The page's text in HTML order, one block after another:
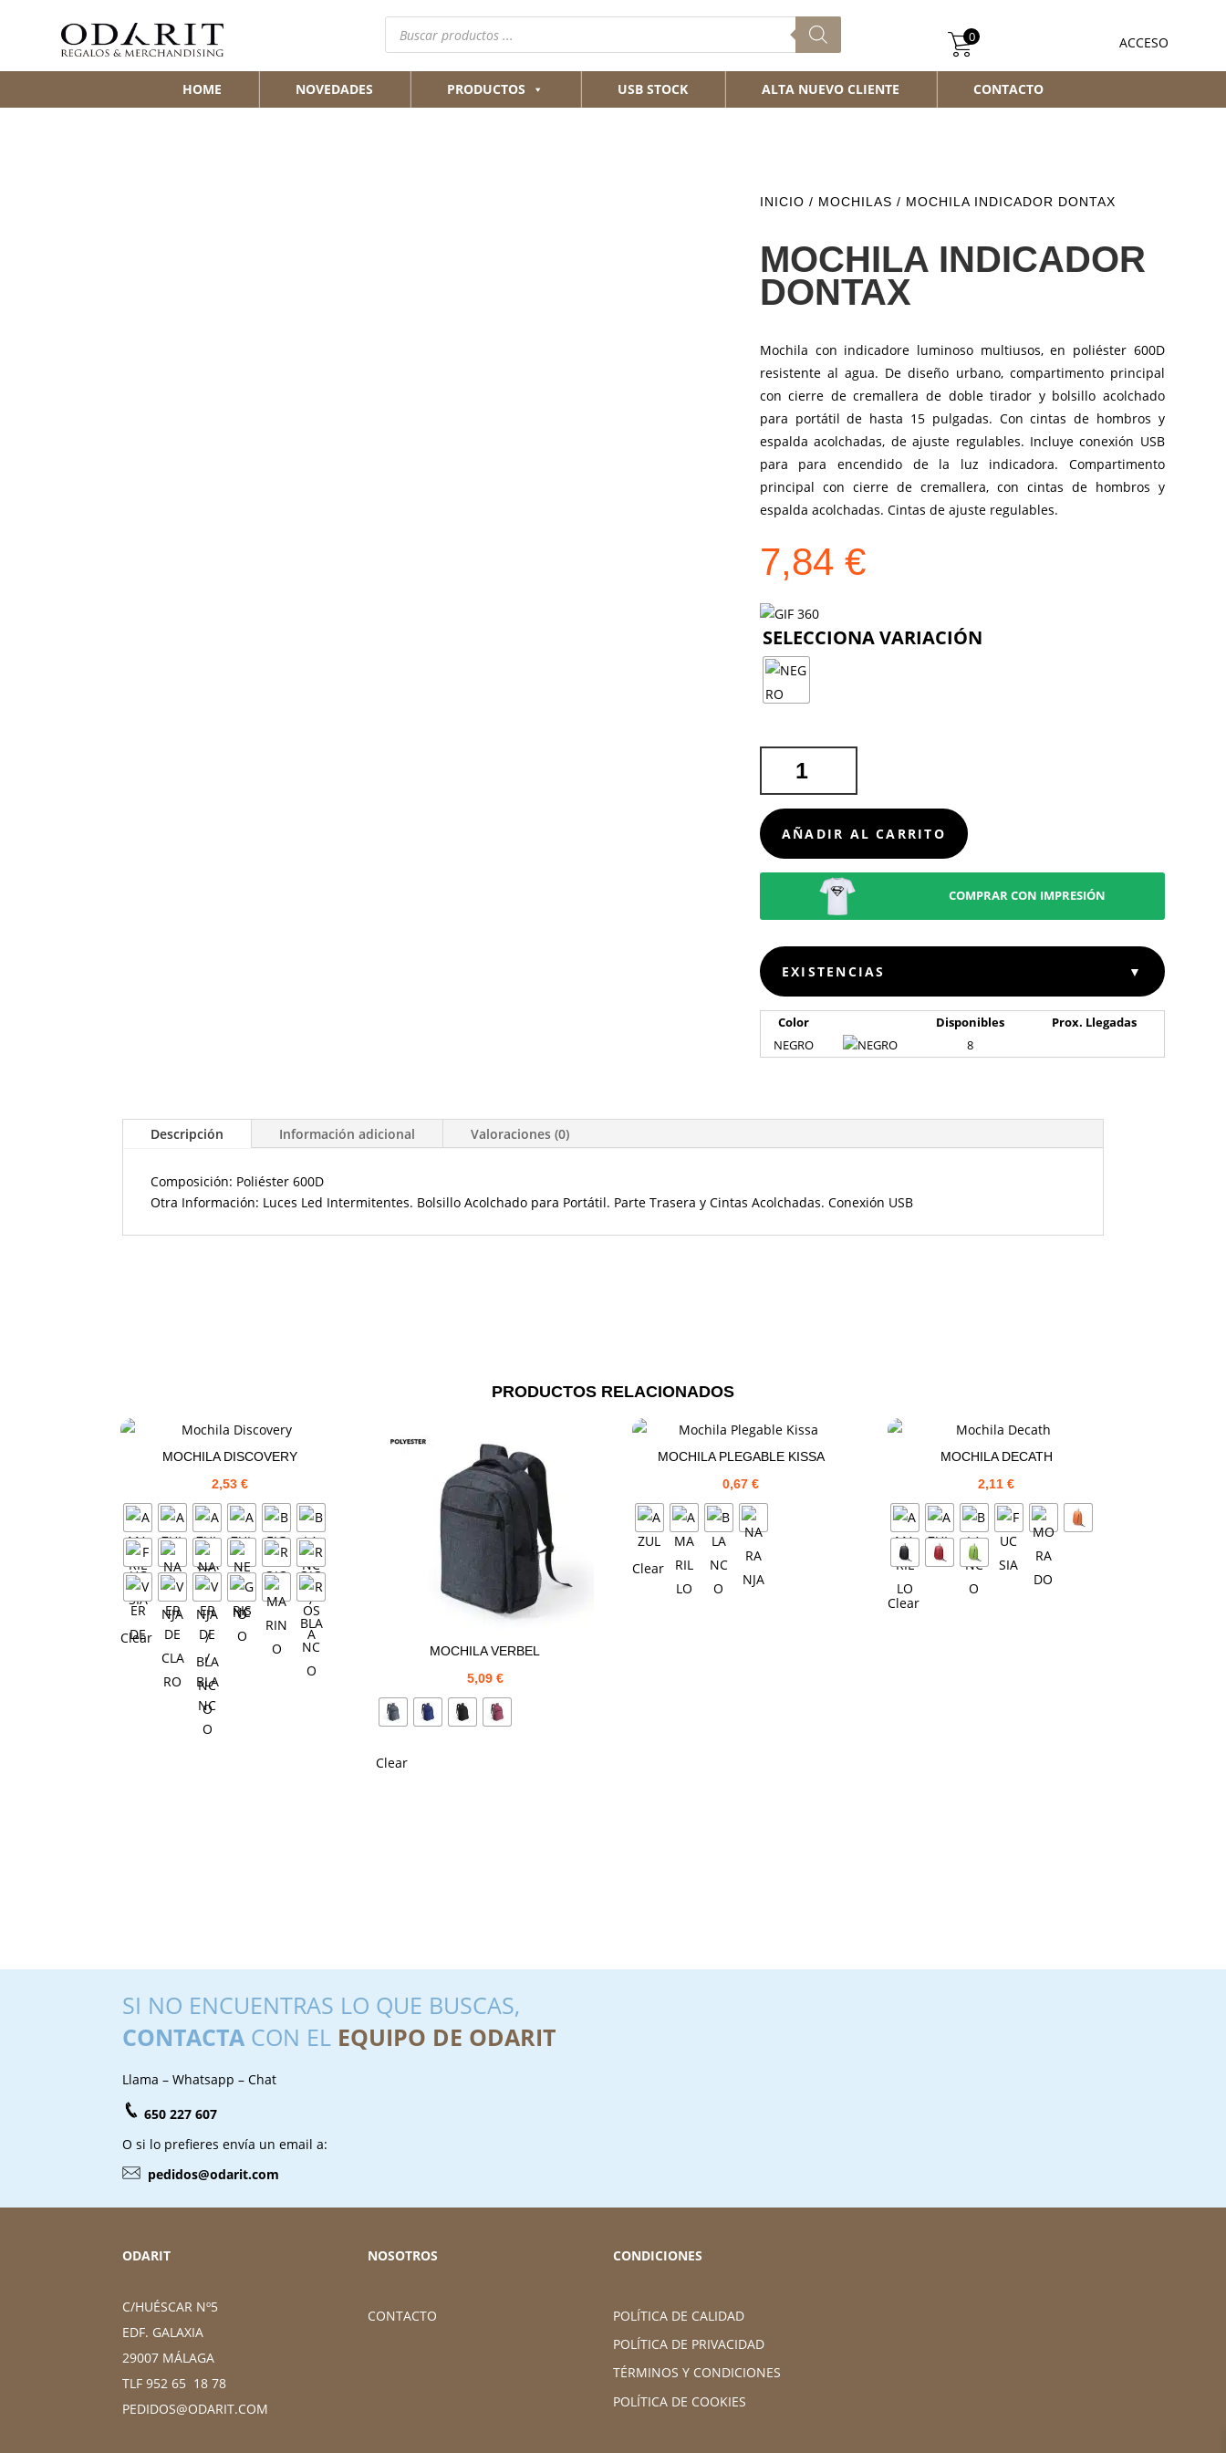
Búsqueda
productos ACCESO
0
HOME NOVEDADES PRODUCTOS USB STOCK ALTA NUEVO CLIENTE CONTACTO
INICIO / MOCHILAS / MOCHILA INDICADOR DONTAX
MOCHILA INDICADOR
DONTAX
Mochila con indicadore luminoso multiusos, en poliéster 600D
resistente al agua. De diseño urbano, compartimento principal
con cierre de cremallera de doble tirador y bolsillo acolchado
para portátil de hasta 15 pulgadas. Con cintas de hombros y
espalda acolchadas, de ajuste regulables. Incluye conexión USB
para para encendido de la luz indicadora. Compartimento
principal con cierre de cremallera, con cintas de hombros y
espalda acolchadas. Cintas de ajuste regulables.
7,84 €
INDICADOR
DONTAX
CANTIDAD
AÑADIR AL CARRITO
COMPRAR CON IMPRESIÓN
EXISTENCIAS ▼
Color Disponibles
Prox. Llegadas
NEGRO
8
Descripción Información adicional Valoraciones (0)
Composición: Poliéster 600D
Otra Información: Luces Led Intermitentes. Bolsillo Acolchado para Portátil. Parte Trasera y Cintas Acolchadas. Conexión USB
PRODUCTOS RELACIONADOS
MOCHILA DISCOVERY
2,53 €
Clear
MOCHILA VERBEL
5,09 €
Clear
MOCHILA PLEGABLE KISSA
0,67€
Clear
MOCHILA DECATH
2,11€
Clear
SI NO ENCUENTRAS LO QUE BUSCAS,
CONTACTA CON EL EQUIPO DE ODARIT
Llama – Whatsapp – Chat
650 227 607
O si lo prefieres envía un email a:
pedidos@odarit.com
ODARIT
C/HUÉSCAR Nº5
EDF. GALAXIA
29007 MÁLAGA
TLF 952 65 18 78
PEDIDOS@ODARIT.COM
NOSOTROS
CONTACTO
CONDICIONES
POLÍTICA DE CALIDAD
POLÍTICA DE PRIVACIDAD
TÉRMINOS Y CONDICIONES
POLÍTICA DE COOKIES